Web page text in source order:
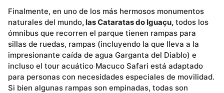
Finalmente, en uno de los más hermosos monumentos
naturales del mundo, las Cataratas do Iguaçu, todos los
ómnibus que recorren el parque tienen rampas para
sillas de ruedas, rampas (incluyendo la que lleva a la
impresionante caída de agua Garganta del Diablo) e
incluso el tour acuático Macuco Safari está adaptado
para personas con necesidades especiales de movilidad.
Si bien algunas rampas son empinadas, todas son